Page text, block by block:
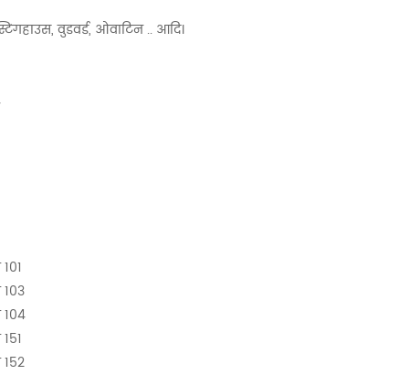
वुडवर्ड, ओवाटिन .. आदि।